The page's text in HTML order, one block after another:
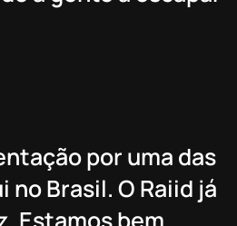
por uma das
Brasil. O Raiid já